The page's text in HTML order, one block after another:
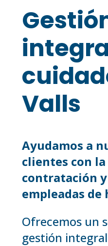
Valls
Ayudamos a
clientes con
contratación
empleadas de
Ofrecemos un
gestión